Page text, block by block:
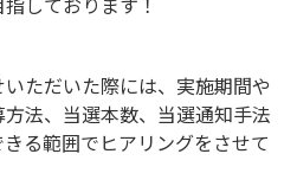
ただいた際には、実施期間や
法、当選本数、当選通知手法
る範囲でヒアリングをさせて